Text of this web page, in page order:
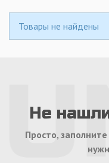
Товары не найдены
Не
Просто,